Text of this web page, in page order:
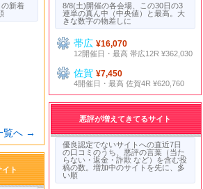
新着
覧へ →
8/8(土)開催の各会場、この30日の3
連単の真ん中（中央値）と最高。大
きな数字の物差しに
帯広¥16,070
12開催日・最高 帯広12R ¥362,030
佐賀¥7,450
4開催日・最高 佐賀4R ¥620,760
悪評が増えてきてるサイト
優良認定でないサイトへの直近7日
の口コミのうち、悪評の言葉（当た
らない・返金・詐欺 など）を含む投
稿の数。増加中のサイトを先に、多
い順
イト